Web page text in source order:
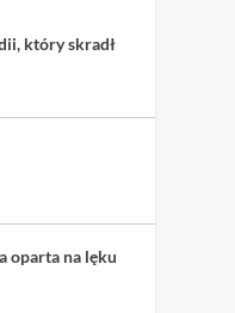
który skradł
oparta na lęku